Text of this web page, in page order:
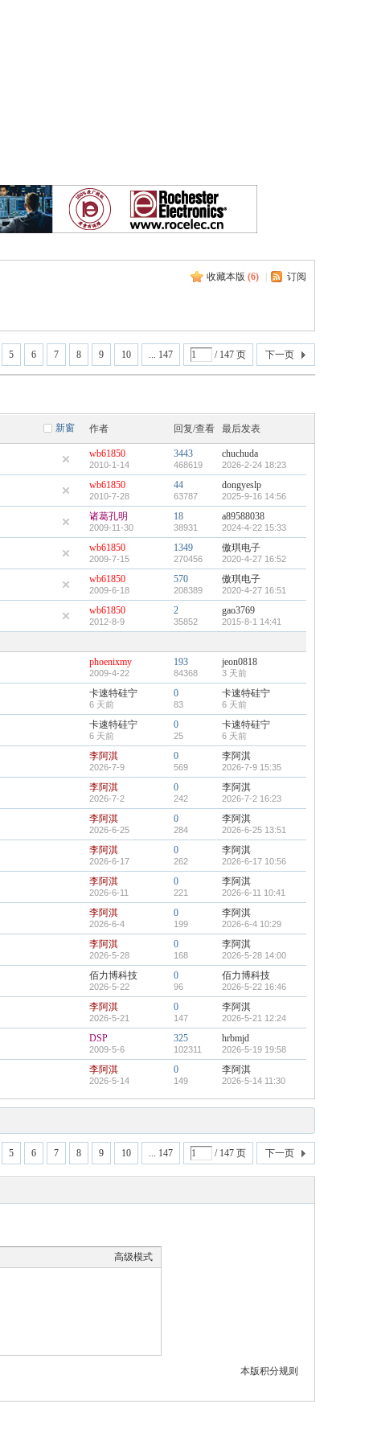
收藏本版 (6) 订阅
5 6 7 8 9 10 ... 147 / 147 页 下一页
新窗 作者 回复/查看 最后发表
wb61850
2010-1-14
3443
468619
chuchuda
2026-2-24 18:23
wb61850
2010-7-28
44
63787
dongyeslp
2025-9-16 14:56
诸葛孔明
2009-11-30
18
38931
a89588038
2024-4-22 15:33
wb61850
2009-7-15
1349
270456
傲琪电子
2020-4-27 16:52
wb61850
2009-6-18
570
208389
傲琪电子
2020-4-27 16:51
wb61850
2012-8-9
2
35852
gao3769
2015-8-1 14:41
phoenixmy
2009-4-22
193
84368
jeon0818
3 天前
卡速特硅宁
6 天前
0
83
卡速特硅宁
6 天前
卡速特硅宁
6 天前
0
25
卡速特硅宁
6 天前
李阿淇
2026-7-9
0
569
李阿淇
2026-7-9 15:35
李阿淇
2026-7-2
0
242
李阿淇
2026-7-2 16:23
李阿淇
2026-6-25
0
284
李阿淇
2026-6-25 13:51
李阿淇
2026-6-17
0
262
李阿淇
2026-6-17 10:56
李阿淇
2026-6-11
0
221
李阿淇
2026-6-11 10:41
李阿淇
2026-6-4
0
199
李阿淇
2026-6-4 10:29
李阿淇
2026-5-28
0
168
李阿淇
2026-5-28 14:00
佰力博科技
2026-5-22
0
96
佰力博科技
2026-5-22 16:46
李阿淇
2026-5-21
0
147
李阿淇
2026-5-21 12:24
DSP
2009-5-6
325
102311
hrbmjd
2026-5-19 19:58
李阿淇
2026-5-14
0
149
李阿淇
2026-5-14 11:30
5 6 7 8 9 10 ... 147 / 147 页 下一页
高级模式
本版积分规则